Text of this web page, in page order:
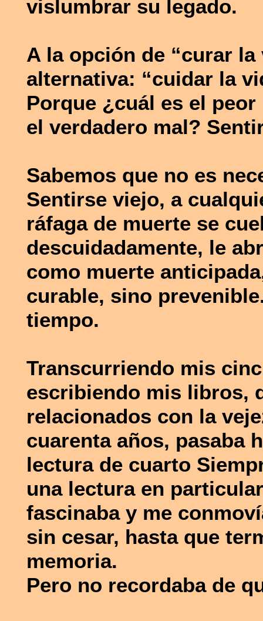
vislumbrar su legado.
A la opción de “curar
alternativa: “cuidar la
Porque ¿cuál es el
el verdadero mal?
Sabemos que no es
Sentirse viejo, a
ráfaga de muerte se
descuidadamente, le
como muerte
curable, sino
tiempo.
Transcurriendo mis
escribiendo mis libros,
relacionados con la
cuarenta años, pasaba
lectura de cuarto
una lectura en
fascinaba y me
sin cesar, hasta que
memoria.
Pero no recordaba de